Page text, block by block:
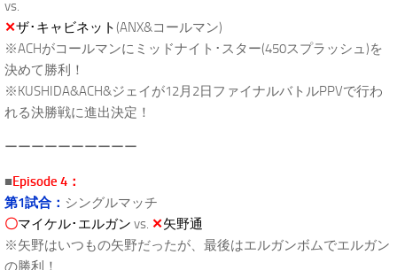
vs.
✕ザ･キャビネット(ANX&コールマン)
※ACHがコールマンにミッドナイト･スター(450スプラッシュ)を
決めて勝利！
※KUSHIDA&ACH&ジェイが12月2日ファイナルバトルPPVで行わ
れる決勝戦に進出決定！
ーーーーーーーーーー
■Episode 4：
第1試合： シングルマッチ
〇マイケル･エルガン vs. ✕矢野通
※矢野はいつもの矢野だったが、最後はエルガンボムでエルガン
の勝利！